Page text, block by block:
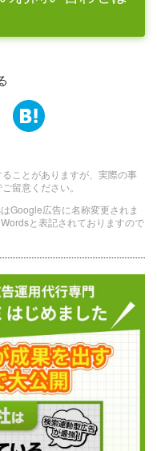
ことがありますが、実際の事
留意ください。
Google広告に名称変更されま
と表記されておりますので